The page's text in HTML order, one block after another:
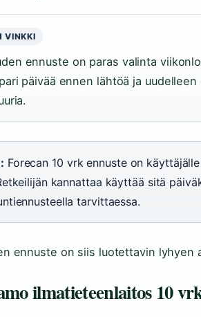
VINKKI
ennuste on paras valinta
päivää ennen lähtöä ja
Forecan 10 vrk ennuste on
kannattaa käyttää sitä
tarvittaessa.
ennuste on siis luotettavin lyhyen
ilmatieteenlaitos 10